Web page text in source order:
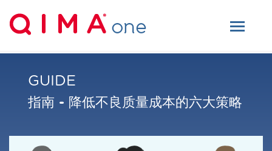
GUIDE
指南 - 降低不良质量成本的六大策略